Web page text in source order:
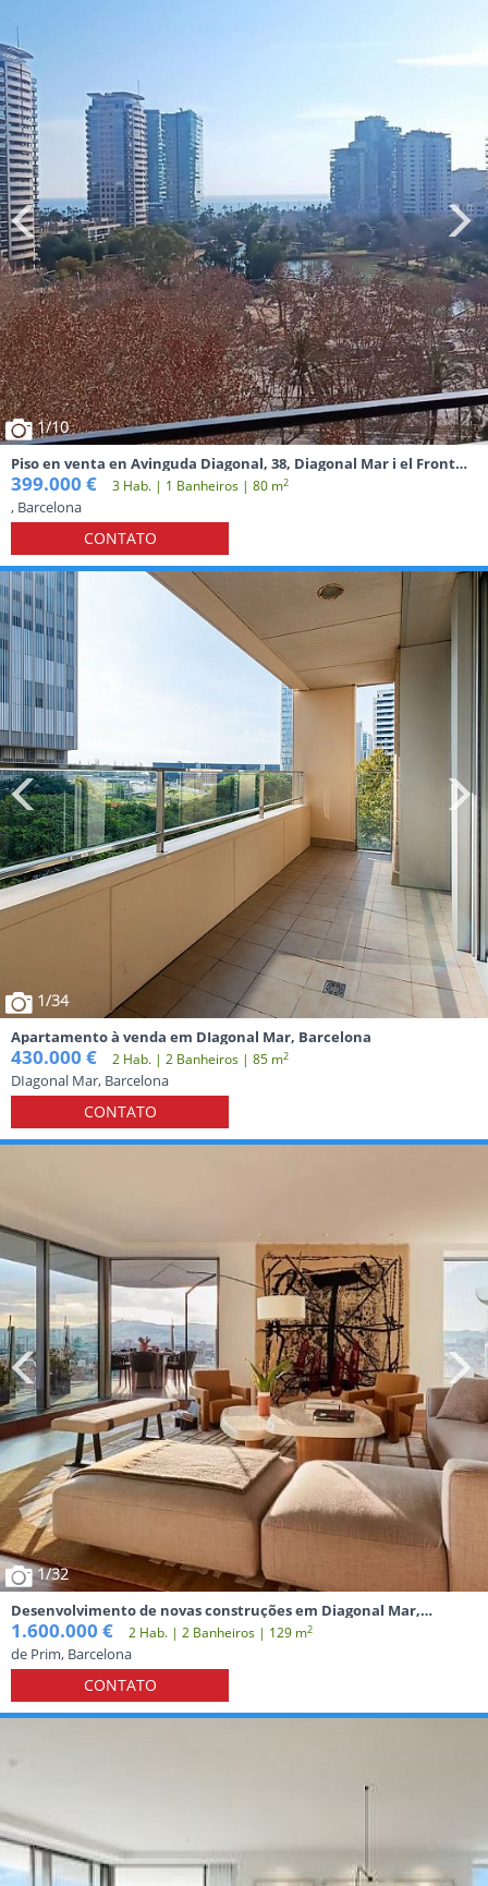
1/10
Piso en venta en Avinguda Diagonal, 38, Diagonal Mar i el Front
Marítim del Poblenou
399.000 € 3 Hab. | 1 Banheiros | 80 m2
, Barcelona
CONTATO
1/34
Apartamento à venda em DIagonal Mar, Barcelona
430.000 € 2 Hab. | 2 Banheiros | 85 m2
DIagonal Mar, Barcelona
CONTATO
1/32
Desenvolvimento de novas construções em Diagonal Mar,
Barcelona
1.600.000 € 2 Hab. | 2 Banheiros | 129 m2
de Prim, Barcelona
CONTATO